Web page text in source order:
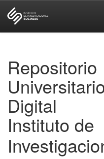
Repositorio
Digital
Instituto de